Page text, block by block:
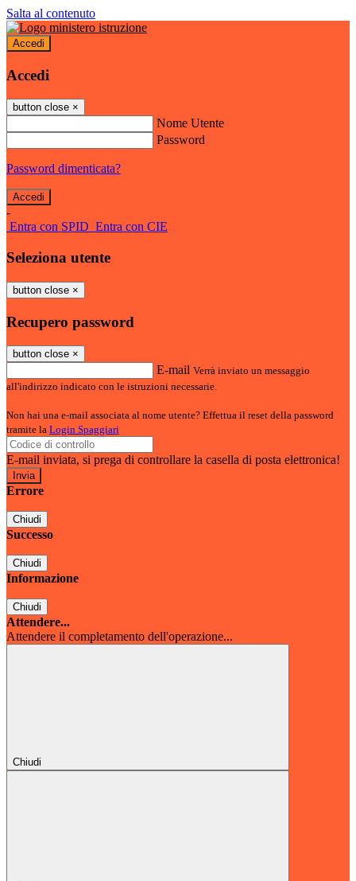
Salta al contenuto
Accedi
Accedi
button close ×
Nome Utente
Password
Password dimenticata?
-
Entra con SPID Entra con CIE
Seleziona utente
button close ×
Recupero password
button close ×
E-mail Verrà inviato un messaggio
all'indirizzo indicato con le istruzioni necessarie.
Non hai una e-mail associata al nome utente? Effettua il reset della password
tramite la Login Spaggiari
E-mail inviata, si prega di controllare la casella di posta elettronica!
Errore
Chiudi
Successo
Chiudi
Informazione
Chiudi
Attendere...
Attendere il completamento dell'operazione...
Chiudi